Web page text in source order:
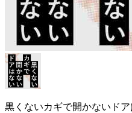
黒くないカギで開かないドア